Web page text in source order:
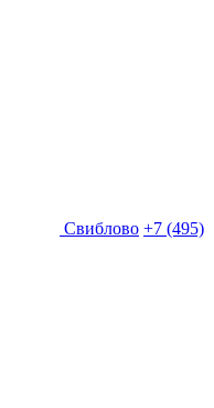
Свиблово +7 (495)